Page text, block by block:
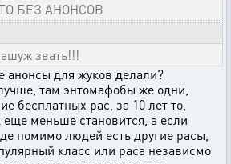
БЕЗ АНОНСОВ
звать!!!
анонсы для жуков делали?
там энтомафобы же одни,
бесплатных рас, за 10 лет то,
меньше становится, а если
помимо людей есть другие расы,
класс или раса независмо